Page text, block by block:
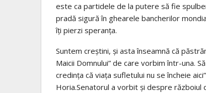
este ca partidele de la putere să fie
pradă sigură în ghearele bancherilor
îți pierzi speranța.
Suntem creștini, și asta înseamnă că
Maicii Domnului” de care vorbim într-una.
credința că viața sufletului nu se încheie
Horia.Senatorul a vorbit și despre războiul